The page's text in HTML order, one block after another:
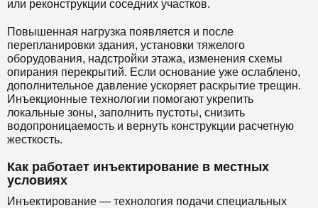
или реконструкции соседних участков.
Повышенная нагрузка появляется и после
перепланировки здания, установки тяжелого
оборудования, надстройки этажа, изменения схемы
опирания перекрытий. Если основание уже ослаблено,
дополнительное давление ускоряет раскрытие трещин.
Инъекционные технологии помогают укрепить
локальные зоны, заполнить пустоты, снизить
водопроницаемость и вернуть конструкции расчетную
жесткость.
Как работает инъектирование в местных
условиях
Инъектирование — технология подачи специальных